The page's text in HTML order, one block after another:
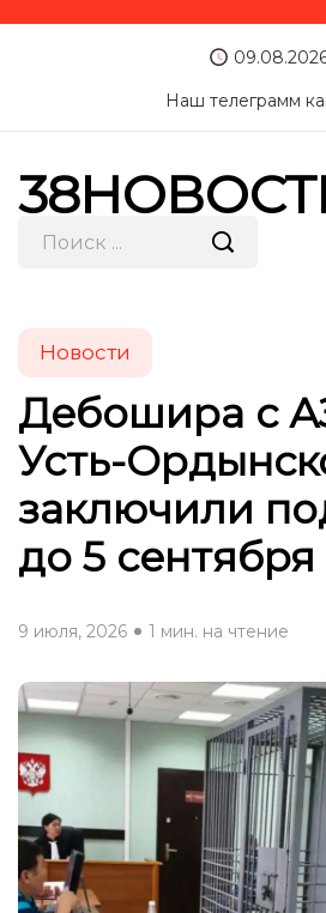
Наш телеграмм
Новости
Дебошира с
Усть-
заключили
до 5 сентября
9 июля, 2026 1 мин. на чтение